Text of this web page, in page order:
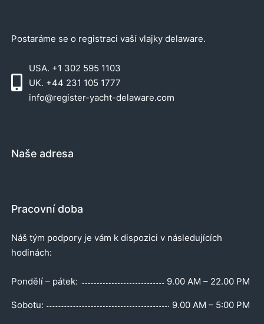
Postaráme se o registraci vaší vlajky delaware.
USA. +1 302 595 1103
UK. +44 231 105 1777
info@register-yacht-delaware.com
Naše adresa
Pracovní doba
Náš tým podpory je vám k dispozici v následujících
hodinách:
Pondělí – pátek: 9.00 AM – 22.00 PM
Sobotu: 9.00 AM – 5:00 PM